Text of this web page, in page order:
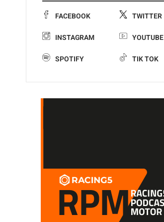
FACEBOOK TWITTER
INSTAGRAM YOUTUBE
SPOTIFY TIK TOK